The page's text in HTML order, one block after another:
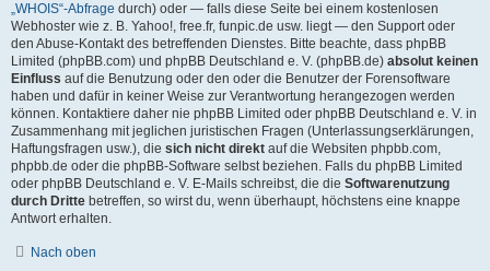
„WHOIS“-Abfrage durch) oder — falls diese Seite bei einem kostenlosen
Webhoster wie z. B. Yahoo!, free.fr, funpic.de usw. liegt — den Support oder
den Abuse-Kontakt des betreffenden Dienstes. Bitte beachte, dass phpBB
Limited (phpBB.com) und phpBB Deutschland e. V. (phpBB.de) absolut keinen
Einfluss auf die Benutzung oder den oder die Benutzer der Forensoftware
haben und dafür in keiner Weise zur Verantwortung herangezogen werden
können. Kontaktiere daher nie phpBB Limited oder phpBB Deutschland e. V. in
Zusammenhang mit jeglichen juristischen Fragen (Unterlassungserklärungen,
Haftungsfragen usw.), die sich nicht direkt auf die Websiten phpbb.com,
phpbb.de oder die phpBB-Software selbst beziehen. Falls du phpBB Limited
oder phpBB Deutschland e. V. E-Mails schreibst, die die Softwarenutzung
durch Dritte betreffen, so wirst du, wenn überhaupt, höchstens eine knappe
Antwort erhalten.
Nach oben